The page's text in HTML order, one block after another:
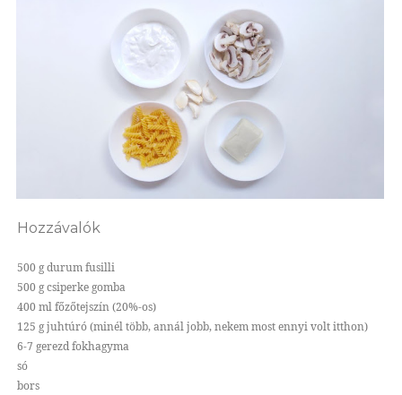
Hozzávalók
500 g durum fusilli
500 g csiperke gomba
400 ml főzőtejszín (20%-os)
125 g juhtúró (minél több, annál jobb, nekem most ennyi volt itthon)
6-7 gerezd fokhagyma
só
bors